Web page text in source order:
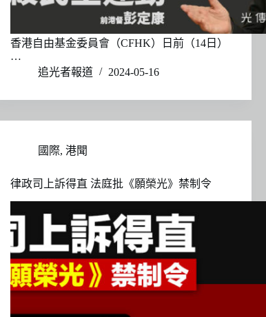
香港自由基金委員會（CFHK）日前（14日）
…
追光者報道
2024-05-16
國際, 港聞
律政司上訴得直 法庭批《願榮光》禁制令